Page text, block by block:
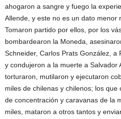
ahogaron a sangre y fuego la
Allende, y este no es un dato menor
Tomaron partido por ellos, por los
bombardearon la Moneda,
Schneider, Carlos Prats González,
y condujeron a la muerte a Salvador
torturaron, mutilaron y ejecutaron
miles de chilenas y chilenos; los
de concentración y caravanas de la
miles, mataron a otros tantos y